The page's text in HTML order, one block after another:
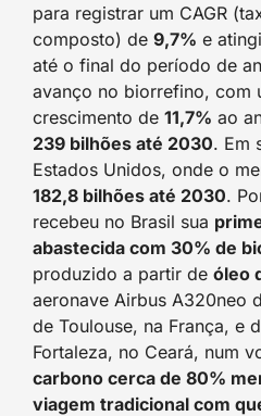
para registrar um CAGR
composto) de 9,7% e
até o final do período de
avanço no biorrefino, com
crescimento de 11,7% ao
239 bilhões até 2030. Em
Estados Unidos, onde o
182,8 bilhões até 2030.
recebeu no Brasil sua
abastecida com 30% de
produzido a partir de óleo
aeronave Airbus A320neo
de Toulouse, na França, e
Fortaleza, no Ceará, num
carbono cerca de 80%
viagem tradicional com